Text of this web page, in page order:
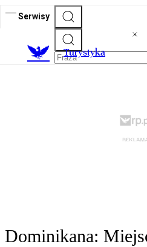
Serwisy
Turystyka
Dominikana: